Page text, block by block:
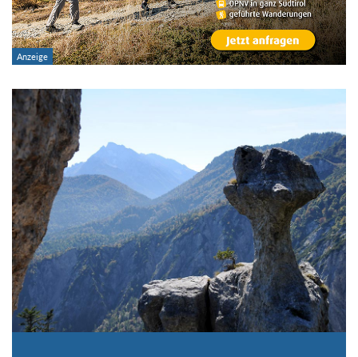
Art der Tour:
Schwierigkeitsgrad:
von
Kondition (Tourdauer):
von
bis
Suchbegriff: